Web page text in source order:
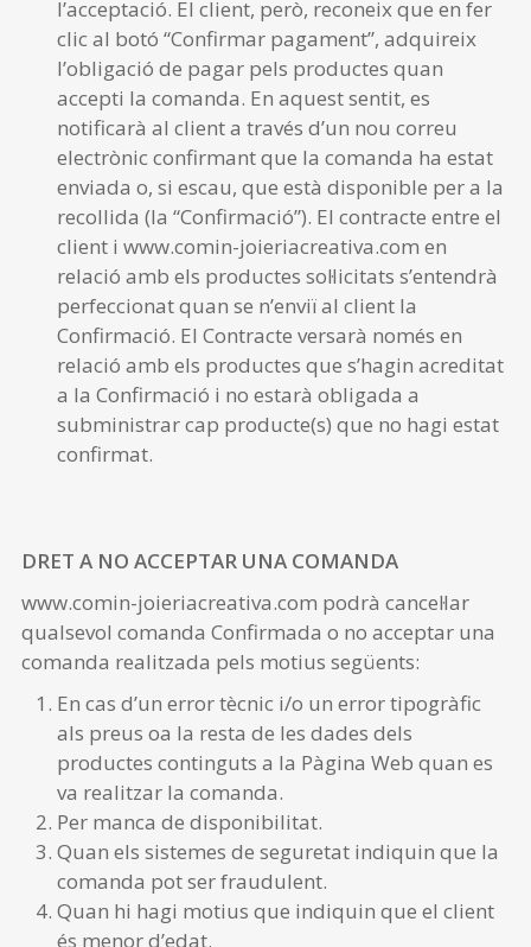
l’acceptació. El client, però, reconeix que en fer
clic al botó “Confirmar pagament”, adquireix
l’obligació de pagar pels productes quan
accepti la comanda. En aquest sentit, es
notificarà al client a través d’un nou correu
electrònic confirmant que la comanda ha estat
enviada o, si escau, que està disponible per a la
recollida (la “Confirmació”). El contracte entre el
client i www.comin-joieriacreativa.com en
relació amb els productes sol·licitats s’entendrà
perfeccionat quan se n’enviï al client la
Confirmació. El Contracte versarà només en
relació amb els productes que s’hagin acreditat
a la Confirmació i no estarà obligada a
subministrar cap producte(s) que no hagi estat
confirmat.
DRET A NO ACCEPTAR UNA COMANDA
www.comin-joieriacreativa.com podrà cancel·lar
qualsevol comanda Confirmada o no acceptar una
comanda realitzada pels motius següents:
En cas d’un error tècnic i/o un error tipogràfic
als preus oa la resta de les dades dels
productes continguts a la Pàgina Web quan es
va realitzar la comanda.
Per manca de disponibilitat.
Quan els sistemes de seguretat indiquin que la
comanda pot ser fraudulent.
Quan hi hagi motius que indiquin que el client
és menor d’edat.